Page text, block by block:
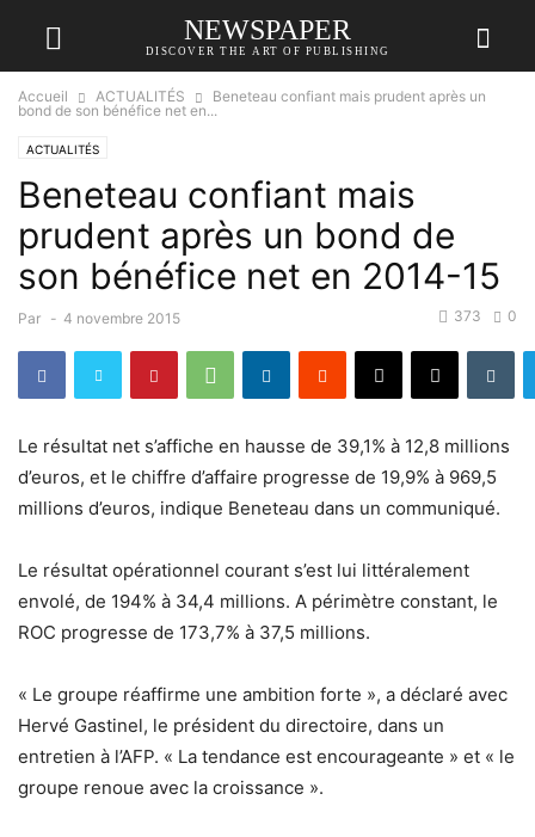
NEWSPAPER
DISCOVER THE ART OF PUBLISHING
Accueil ACTUALITÉS
Beneteau confiant mais prudent après un
bond de son bénéfice net en...
ACTUALITÉS
Beneteau confiant mais
prudent après un bond de
son bénéfice net en 2014-15
Par - 4 novembre 2015 0
373
Le résultat net s’affiche en hausse de 39,1% à 12,8 millions
d’euros, et le chiffre d’affaire progresse de 19,9% à 969,5
millions d’euros, indique Beneteau dans un communiqué.
Le résultat opérationnel courant s’est lui littéralement
envolé, de 194% à 34,4 millions. A périmètre constant, le
ROC progresse de 173,7% à 37,5 millions.
« Le groupe réaffirme une ambition forte », a déclaré avec
Hervé Gastinel, le président du directoire, dans un
entretien à l’AFP. « La tendance est encourageante » et « le
groupe renoue avec la croissance ».